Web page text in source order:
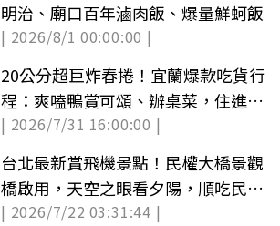
明治、廟口百年滷肉飯、爆量鮮蚵飯
| 2026/8/1 00:00:00 |
20公分超巨炸春捲！宜蘭爆款吃貨行
程：爽嗑鴨賞可頌、辦桌菜，住進森
林玻璃屋
| 2026/7/31 16:00:00 |
台北最新賞飛機景點！民權大橋景觀
橋啟用，天空之眼看夕陽，順吃民生
社區小吃
| 2026/7/22 03:31:44 |